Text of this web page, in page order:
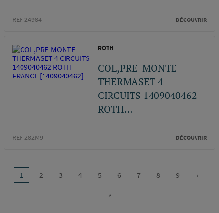
REF 24984 DÉCOUVRIR
ROTH
COL,PRE-MONTE
THERMASET 4
CIRCUITS 1409040462
ROTH...
REF 282M9 DÉCOUVRIR
Page
1 Page
2 Page
3 Page
4 Page
5 Page
6 Page
7 Page
8 Page
9
Page
›
Dernière
»